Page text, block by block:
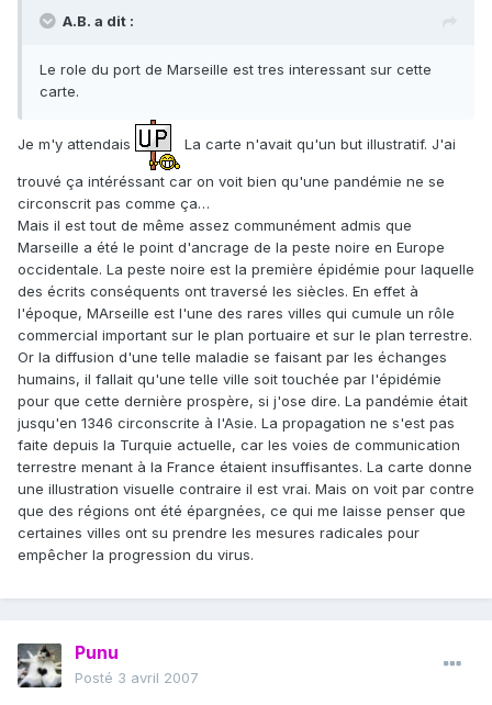
A.B. a dit :
Le role du port de Marseille est tres interessant sur cette
carte.
Je m'y attendais La carte n'avait qu'un but illustratif. J'ai
trouvé ça intéréssant car on voit bien qu'une pandémie ne se
circonscrit pas comme ça…
Mais il est tout de même assez communément admis que
Marseille a été le point d'ancrage de la peste noire en Europe
occidentale. La peste noire est la première épidémie pour laquelle
des écrits conséquents ont traversé les siècles. En effet à
l'époque, MArseille est l'une des rares villes qui cumule un rôle
commercial important sur le plan portuaire et sur le plan terrestre.
Or la diffusion d'une telle maladie se faisant par les échanges
humains, il fallait qu'une telle ville soit touchée par l'épidémie
pour que cette dernière prospère, si j'ose dire. La pandémie était
jusqu'en 1346 circonscrite à l'Asie. La propagation ne s'est pas
faite depuis la Turquie actuelle, car les voies de communication
terrestre menant à la France étaient insuffisantes. La carte donne
une illustration visuelle contraire il est vrai. Mais on voit par contre
que des régions ont été épargnées, ce qui me laisse penser que
certaines villes ont su prendre les mesures radicales pour
empêcher la progression du virus.
Punu
Posté 3 avril 2007